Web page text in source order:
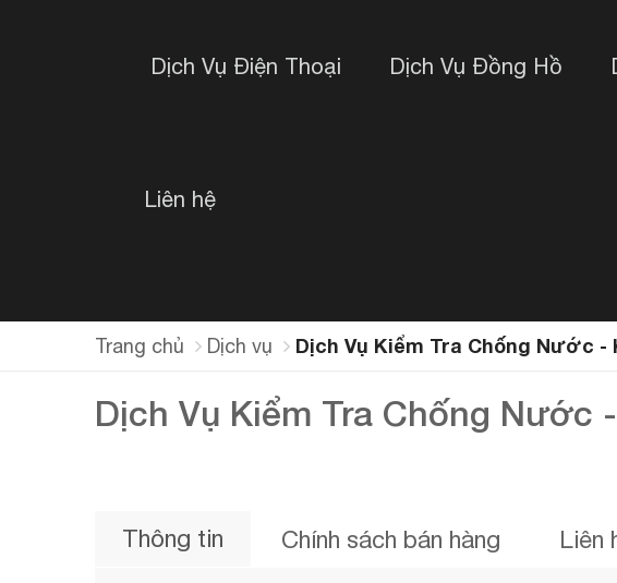
Dịch Vụ Điện Thoại Dịch Vụ Đồng Hồ
Liên hệ
Trang chủ Dịch vụ Dịch Vụ Kiểm Tra Chống Nước
Dịch Vụ Kiểm Tra Chống
Thông tin Chính sách bán hàng Liên